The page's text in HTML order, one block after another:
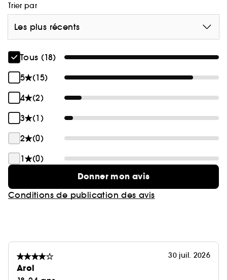
Trier par
Les plus récents
Tous (18)
5
(15)
4
(2)
3
(1)
2
(0)
1
(0)
Donner mon avis
Conditions de publication des avis
30 juil. 2026
Arol